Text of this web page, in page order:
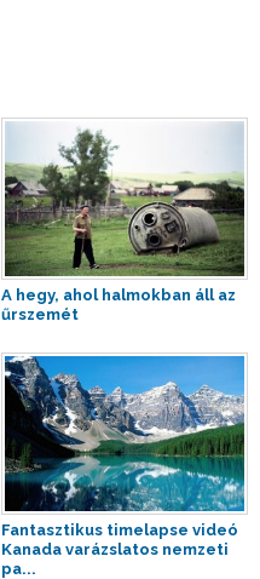
A hegy, ahol halmokban áll az
űrszemét
Fantasztikus timelapse videó
Kanada varázslatos nemzeti
pa...